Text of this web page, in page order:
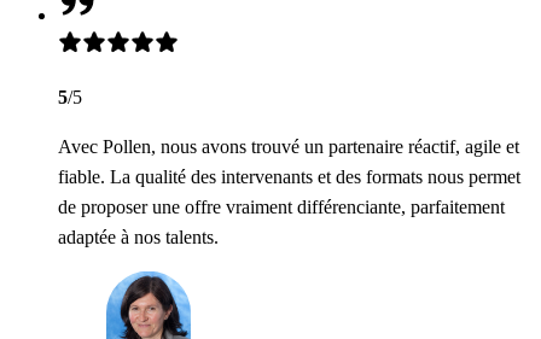
5/5
Avec Pollen, nous avons trouvé un partenaire réactif, agile et
fiable. La qualité des intervenants et des formats nous permet
de proposer une offre vraiment différenciante, parfaitement
adaptée à nos talents.